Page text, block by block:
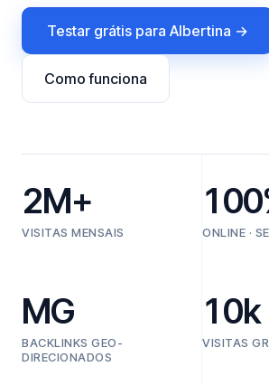
Testar grátis para Albertina →
Como funciona
2M+
VISITAS MENSAIS ONLINE ·
MG
BACKLINKS GEO-
DIRECIONADOS
10k
VISITAS